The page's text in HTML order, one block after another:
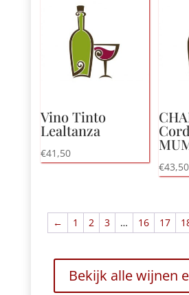
Vino Tinto
Lealtanza
€41,50
€43,50
← 1 2 3 … 16 17
Bekijk alle wijnen